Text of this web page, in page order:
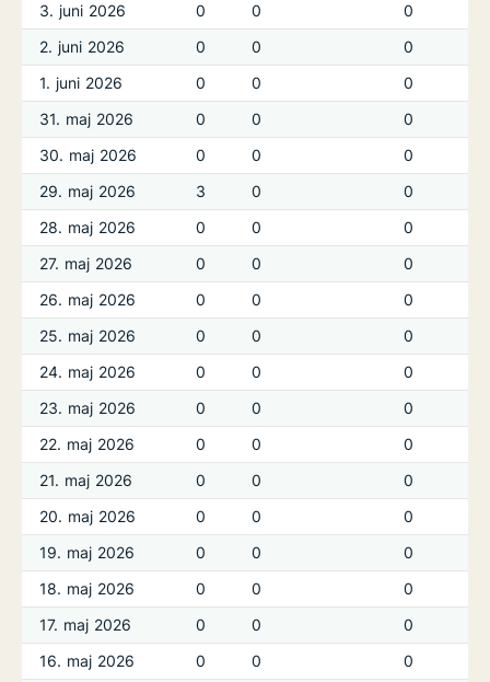
3. juni 2026
0 0 0
2. juni 2026
0 0 0
1. juni 2026
0 0 0
31. maj 2026
0 0 0
30. maj 2026
0 0 0
29. maj 2026
3 0 0
28. maj 2026
0 0 0
27. maj 2026
0 0 0
26. maj 2026
0 0 0
25. maj 2026
0 0 0
24. maj 2026
0 0 0
23. maj 2026
0 0 0
22. maj 2026
0 0 0
21. maj 2026
0 0 0
20. maj 2026
0 0 0
19. maj 2026
0 0 0
18. maj 2026
0 0 0
17. maj 2026
0 0 0
16. maj 2026
0 0 0